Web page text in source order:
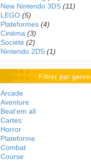
New Nintendo 3DS (11)
LEGO (5)
Plateformes (4)
Cinéma (3)
Société (2)
Nintendo 2DS (1)
Filtrer par genre
Arcade
Aventure
Beat'em all
Cartes
Horror
Plateforme
Combat
Course